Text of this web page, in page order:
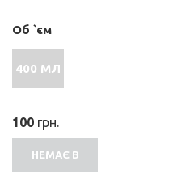
Об `єм
400 МЛ
100 грн.
НЕМАЄ В